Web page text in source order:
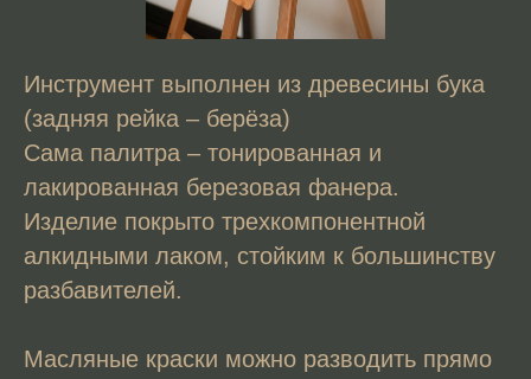
Инструмент выполнен из древесины бука
(задняя рейка – берёза)
Сама палитра – тонированная и
лакированная березовая фанера.
Изделие покрыто трехкомпонентной
алкидными лаком, стойким к большинству
разбавителей.
Масляные краски можно разводить прямо